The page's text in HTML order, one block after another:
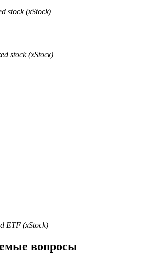
stock (xStock)
stock (xStock)
ETF (xStock)
вопросы